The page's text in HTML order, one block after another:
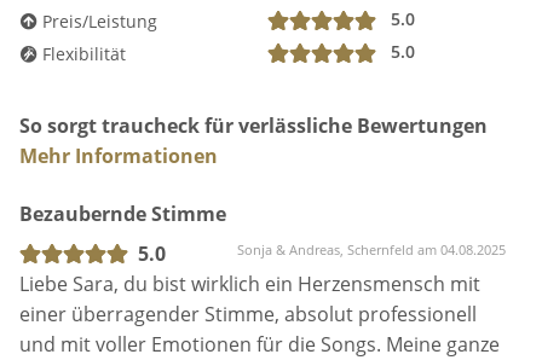
Preis/Leistung
5.0
Flexibilität
5.0
So sorgt traucheck für verlässliche Bewertungen
Mehr Informationen
Bezaubernde Stimme
5.0
Sonja & Andreas, Schernfeld am 04.08.2025
Liebe Sara, du bist wirklich ein Herzensmensch mit
einer überragender Stimme, absolut professionell
und mit voller Emotionen für die Songs. Meine ganze